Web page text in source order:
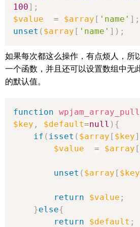
100] ;
$value
= $array [ 'name' ] ;
unset ( $array [ 'name' ] ) ;
如果每次都这么操作，有点烦人，所
一个函数，并且还可以设置数组中无
的默认值。
function wpjam_array_pull
$key , $default=null ) {
if ( isset ( $array [ $key]
$value
= $array [
unset ( $array [ $key
return $value ;
}else{
return
$default ;